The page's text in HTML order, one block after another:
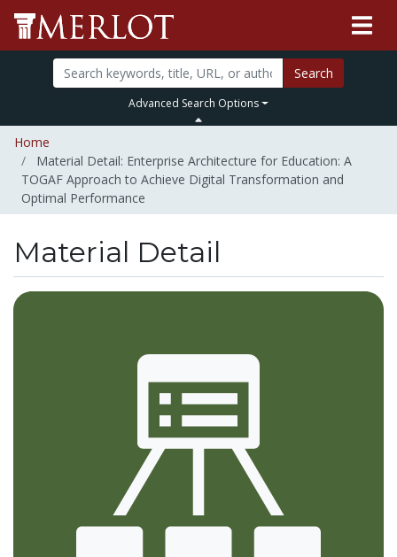
Search
Advanced Search Options
Home
Material Detail: Enterprise Architecture for Education: A
TOGAF Approach to Achieve Digital Transformation and
Optimal Performance
Material Detail